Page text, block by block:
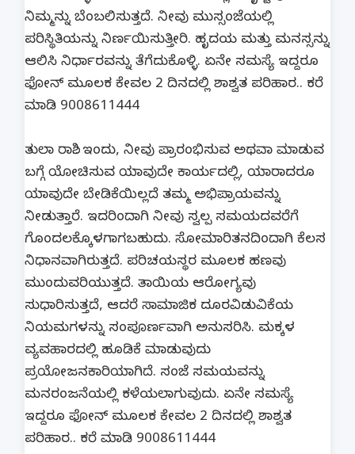
ನಿಮ್ಮನ್ನು ಬೆಂಬಲಿಸುತ್ತದೆ. ನೀವು ಮುಸ್ಸಂಜೆಯಲ್ಲಿ
ಪರಿಸ್ಥಿತಿಯನ್ನು ನಿರ್ಣಯಿಸುತ್ತೀರಿ. ಹೃದಯ ಮತ್ತು ಮನಸ್ಸನ್ನು
ಆಲಿಸಿ ನಿರ್ಧಾರವನ್ನು ತೆಗೆದುಕೊಳ್ಳಿ. ಏನೇ ಸಮಸ್ಯೆ ಇದ್ದರೂ
ಫೋನ್ ಮೂಲಕ ಕೇವಲ 2 ದಿನದಲ್ಲಿ ಶಾಶ್ವತ ಪರಿಹಾರ.. ಕರೆ
ಮಾಡಿ 9008611444
ತುಲಾ ರಾಶಿ.. ಇಂದು, ನೀವು ಪ್ರಾರಂಭಿಸುವ ಅಥವಾ ಮಾಡುವ
ಬಗ್ಗೆ ಯೋಚಿಸುವ ಯಾವುದೇ ಕಾರ್ಯದಲ್ಲಿ, ಯಾರಾದರೂ
ಯಾವುದೇ ಬೇಡಿಕೆಯಿಲ್ಲದೆ ತಮ್ಮ ಅಭಿಪ್ರಾಯವನ್ನು
ನೀಡುತ್ತಾರೆ. ಇದರಿಂದಾಗಿ ನೀವು ಸ್ವಲ್ಪ ಸಮಯದವರೆಗೆ
ಗೊಂದಲಕ್ಕೊಳಗಾಗಬಹುದು. ಸೋಮಾರಿತನದಿಂದಾಗಿ ಕೆಲಸ
ನಿಧಾನವಾಗಿರುತ್ತದೆ. ಪರಿಚಯಸ್ಥರ ಮೂಲಕ ಹಣವು
ಮುಂದುವರಿಯುತ್ತದೆ. ತಾಯಿಯ ಆರೋಗ್ಯವು
ಸುಧಾರಿಸುತ್ತದೆ, ಆದರೆ ಸಾಮಾಜಿಕ ದೂರವಿಡುವಿಕೆಯ
ನಿಯಮಗಳನ್ನು ಸಂಪೂರ್ಣವಾಗಿ ಅನುಸರಿಸಿ. ಮಕ್ಕಳ
ವ್ಯವಹಾರದಲ್ಲಿ ಹೂಡಿಕೆ ಮಾಡುವುದು
ಪ್ರಯೋಜನಕಾರಿಯಾಗಿದೆ. ಸಂಜೆ ಸಮಯವನ್ನು
ಮನರಂಜನೆಯಲ್ಲಿ ಕಳೆಯಲಾಗುವುದು. ಏನೇ ಸಮಸ್ಯೆ
ಇದ್ದರೂ ಫೋನ್ ಮೂಲಕ ಕೇವಲ 2 ದಿನದಲ್ಲಿ ಶಾಶ್ವತ
ಪರಿಹಾರ.. ಕರೆ ಮಾಡಿ 9008611444